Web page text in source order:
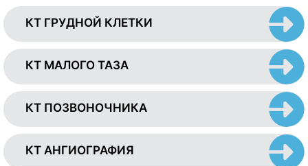
КТ ГРУДНОЙ КЛЕТКИ
КТ МАЛОГО ТАЗА
КТ ПОЗВОНОЧНИКА
КТ АНГИОГРАФИЯ